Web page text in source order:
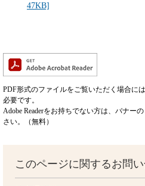
47KB]
PDF形式のファイルをご覧いただく場合に
必要です。
Adobe Readerをお持ちでない方は、バナー
さい。（無料）
このページに関するお問